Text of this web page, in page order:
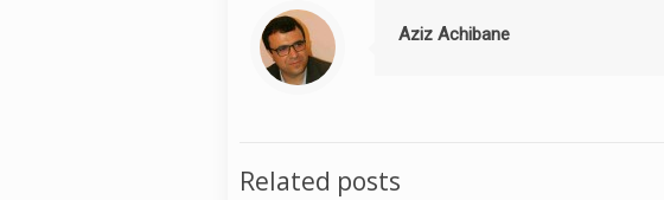
Aziz Achibane
Related posts